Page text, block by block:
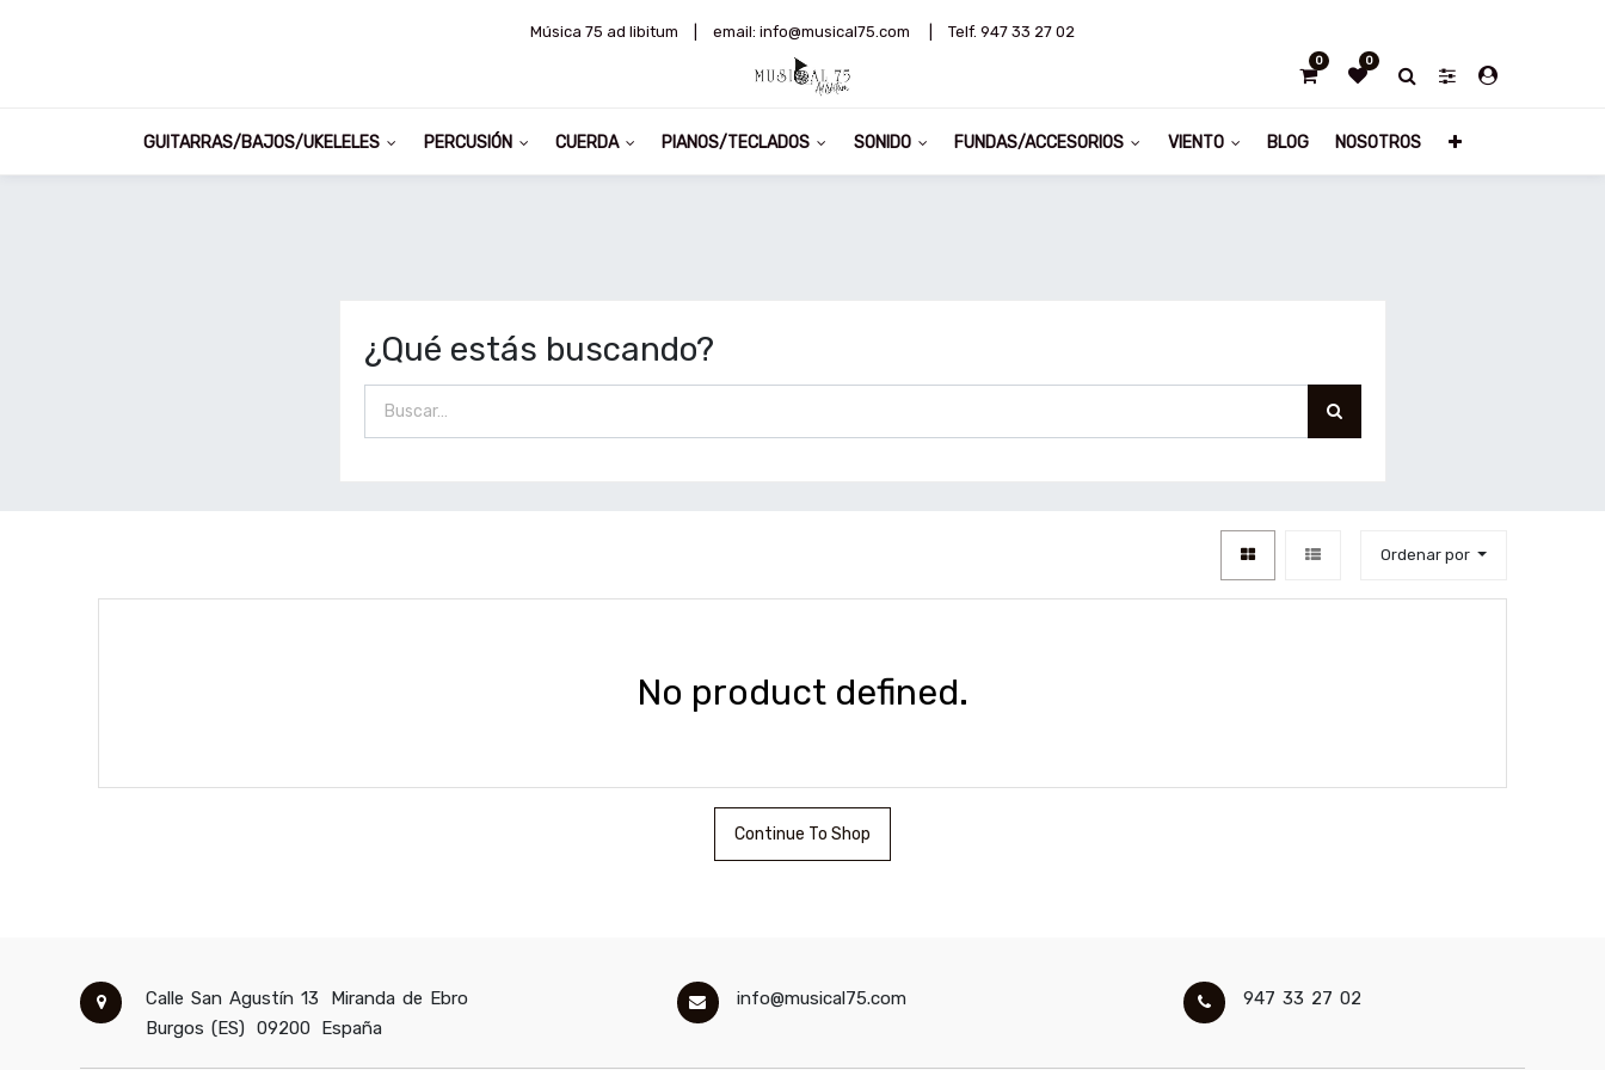
Música 75 ad libitum email: info@musical75.com Telf. 947 33 27 02
0 0
GUITARRAS/BAJOS/UKELELES PERCUSIÓN CUERDA PIANOS/TECLADOS SONIDO FUNDAS/ACCESORIOS VIENTO BLOG NOSOTROS
¿Qué estás buscando?
Ordenar por
No product defined.
Continue To Shop
Calle San Agustín 13
Miranda de Ebro
Burgos (ES) 09200 España
info@musical75.com 947 33 27 02